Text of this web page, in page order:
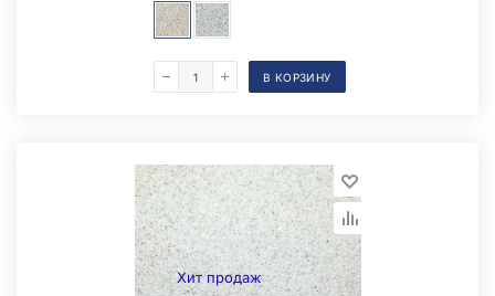
Складская позиция
В КОРЗИНУ
Хит продаж